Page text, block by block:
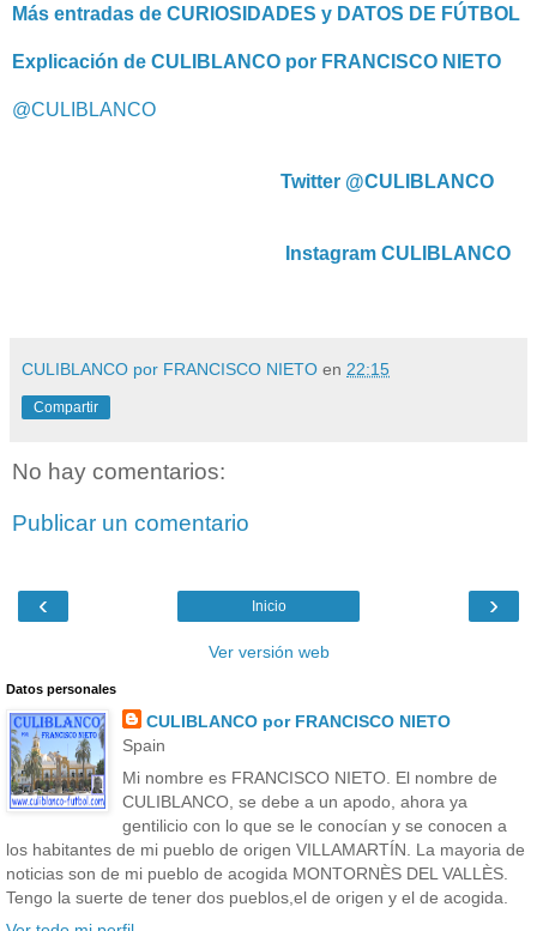
Más entradas de CURIOSIDADES y DATOS DE FÚTBOL
Explicación de CULIBLANCO por FRANCISCO NIETO
@CULIBLANCO
Twitter @CULIBLANCO
Instagram CULIBLANCO
CULIBLANCO por FRANCISCO NIETO en 22:15
Compartir
No hay comentarios:
Publicar un comentario
‹ ›
Inicio
Ver versión web
Datos personales
CULIBLANCO por FRANCISCO NIETO
Spain
Mi nombre es FRANCISCO NIETO. El nombre de
CULIBLANCO, se debe a un apodo, ahora ya
gentilicio con lo que se le conocían y se conocen a
los habitantes de mi pueblo de origen VILLAMARTÍN. La mayoria de
noticias son de mi pueblo de acogida MONTORNÈS DEL VALLÈS.
Tengo la suerte de tener dos pueblos,el de origen y el de acogida.